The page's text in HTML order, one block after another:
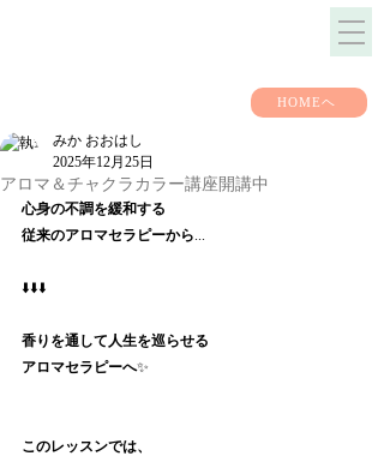
HOMEヘ
アロマ＆チャクラカラー講座開講中
みか おおはし
2025年12月25日
心身の不調を緩和する
従来のアロマセラピーから...
⬇️⬇️⬇️
香りを通して人生を巡らせる
アロマセラピーへ✨
このレッスンでは、